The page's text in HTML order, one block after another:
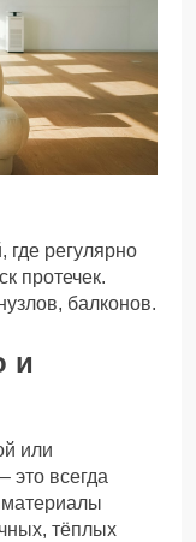
регулярно
протечек.
балконов.
и
или
всегда
тёплых